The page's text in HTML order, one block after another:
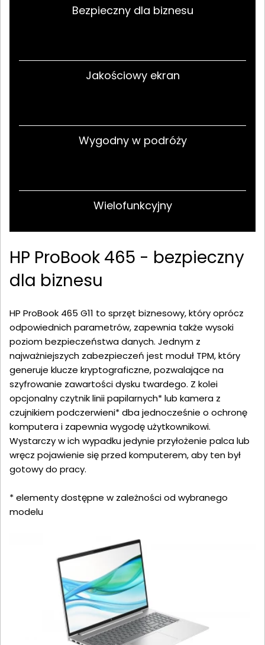
Bezpieczny dla biznesu
Jakościowy ekran
Wygodny w podróży
Wielofunkcyjny
HP ProBook 465 - bezpieczny
dla biznesu
HP ProBook 465 G11 to sprzęt biznesowy, który oprócz
odpowiednich parametrów, zapewnia także wysoki
poziom bezpieczeństwa danych. Jednym z
najważniejszych zabezpieczeń jest moduł TPM, który
generuje klucze kryptograficzne, pozwalające na
szyfrowanie zawartości dysku twardego. Z kolei
opcjonalny czytnik linii papilarnych* lub kamera z
czujnikiem podczerwieni* dba jednocześnie o ochronę
komputera i zapewnia wygodę użytkownikowi.
Wystarczy w ich wypadku jedynie przyłożenie palca lub
wręcz pojawienie się przed komputerem, aby ten był
gotowy do pracy.
* elementy dostępne w zależności od wybranego
modelu